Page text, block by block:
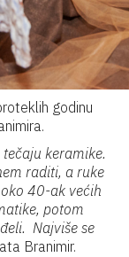
godinu
keramike.
raditi, a ruke
40-ak većih
potom
Najviše se
Branimir.